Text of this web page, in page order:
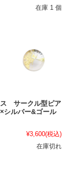
在庫 1 個
ス サークル型ピア
ルバー&ゴール
¥3,600(税込)
在庫切れ